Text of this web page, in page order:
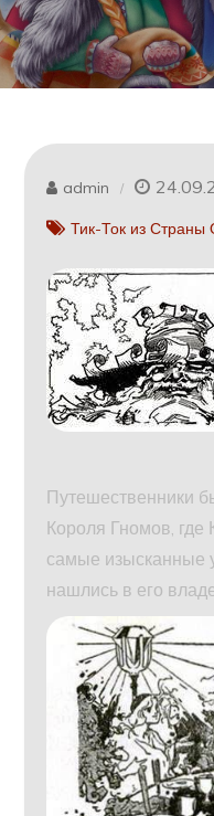
admin
Тик-Ток из Страны
Путешественники
Короля Гномов, где
самые изысканные
нашлись в его